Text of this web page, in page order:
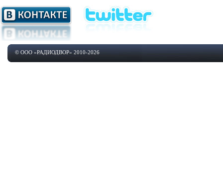
© ООО «РАДИОДВОР» 2010-2026